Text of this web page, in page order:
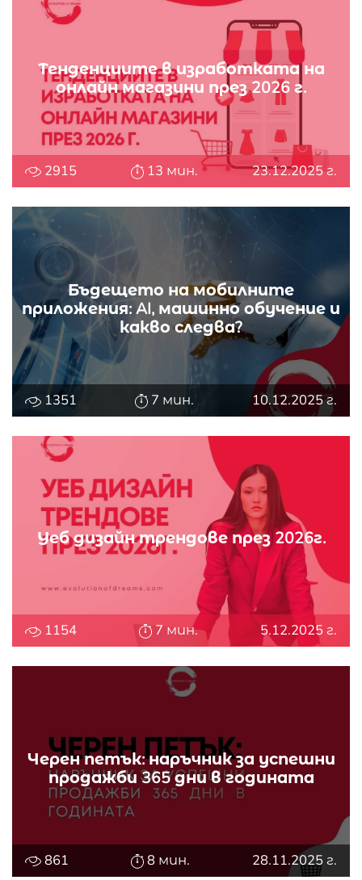
Тенденциите в изработката на
онлайн магазини през 2026 г.
2915 13 мин. 23.12.2025 г.
Бъдещето на мобилните
приложения: AI, машинно обучение и
какво следва?
1351 7 мин. 10.12.2025 г.
Уеб дизайн трендове през 2026г.
1154 7 мин. 5.12.2025 г.
Черен петък: наръчник за успешни
продажби 365 дни в годината
861 8 мин. 28.11.2025 г.